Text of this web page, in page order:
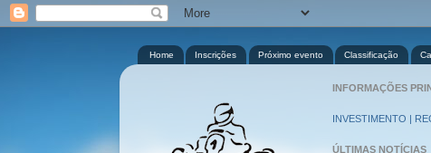
Home Inscrições Próximo evento Classificação
INFORMAÇÕES
INVESTIMENTO |
ÚLTIMAS NOTÍCIAS